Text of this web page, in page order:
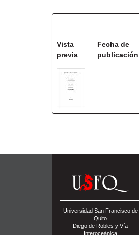
Vista
previa
Fecha de
publicación
Universidad San Francisco de
Quito
Diego de Robles y Vía
Interoceánica